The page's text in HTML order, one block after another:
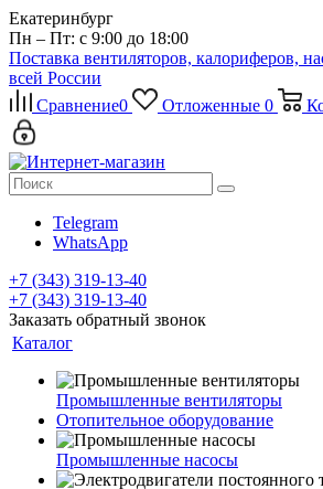
Екатеринбург
Пн – Пт: с 9:00 до 18:00
Поставка вентиляторов, калориферов,
всей России
Сравнение0 Отложенные 0
Telegram
WhatsApp
+7 (343) 319-13-40
+7 (343) 319-13-40
Заказать обратный звонок
Каталог
Промышленные вентиляторы
Отопительное оборудование
Промышленные насосы